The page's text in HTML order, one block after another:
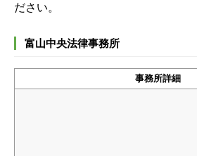
ださい。
富山中央法律事務所
事務所詳細